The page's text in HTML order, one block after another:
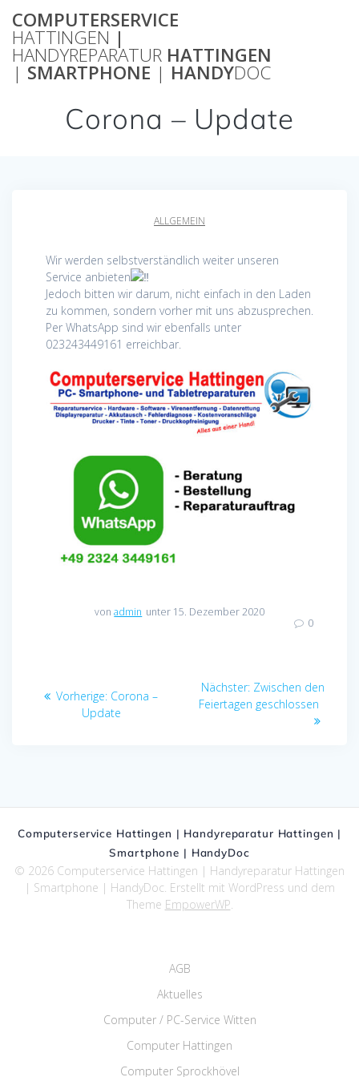
COMPUTERSERVICE
HATTINGEN |
HANDYREPARATUR HATTINGEN
| SMARTPHONE | HANDYDOC
Corona – Update
ALLGEMEIN
Wir werden selbstverständlich weiter unseren
Service anbieten
Jedoch bitten wir darum, nicht einfach in den Laden
zu kommen, sondern vorher mit uns abzusprechen.
Per WhatsApp sind wir ebenfalls unter
023243449161 erreichbar.
vonadmin unter 15. Dezember 2020
0
Beitragsnavigation
Vorherige: Vorheriger
Beitrag:
Corona –
Update
Nächster: Nächster
Beitrag:
Zwischen den
Feiertagen geschlossen
Computerservice Hattingen | Handyreparatur Hattingen |
Smartphone | HandyDoc
© 2026 Computerservice Hattingen | Handyreparatur Hattingen
| Smartphone | HandyDoc. Erstellt mit WordPress und dem
Theme EmpowerWP.
AGB
Aktuelles
Computer / PC-Service Witten
Computer Hattingen
Computer Sprockhövel